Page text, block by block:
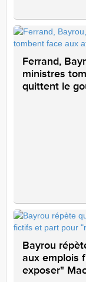
Ferrand,
ministres
quittent le
Bayrou
aux emplois
exposer"